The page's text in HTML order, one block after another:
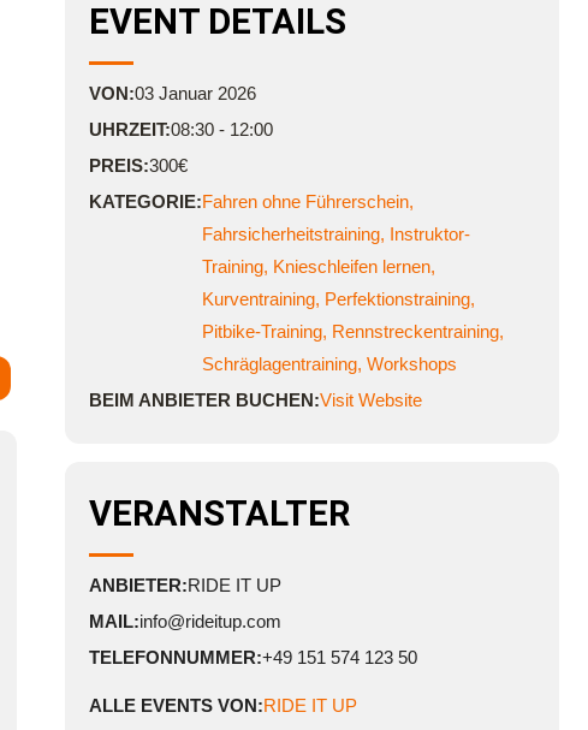
EVENT DETAILS
VON:03 Januar 2026
UHRZEIT:08:30 - 12:00
PREIS:300€
KATEGORIE:Fahren ohne Führerschein,
Fahrsicherheitstraining, Instruktor-
Training, Knieschleifen lernen,
Kurventraining, Perfektionstraining,
Pitbike-Training, Rennstreckentraining,
Schräglagentraining, Workshops
BEIM ANBIETER BUCHEN:Visit Website
VERANSTALTER
ANBIETER:RIDE IT UP
MAIL:info@rideitup.com
TELEFONNUMMER:+49 151 574 123 50
ALLE EVENTS VON:RIDE IT UP